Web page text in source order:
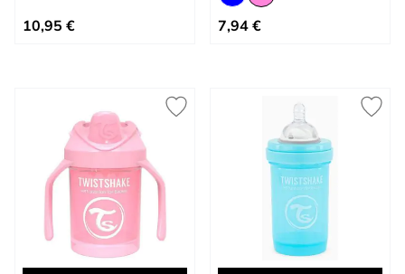
10,95 € Tan bajo como
7,94 €